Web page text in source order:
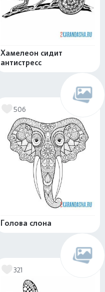
Хамелеон сидит
антистресс
506
Голова слона
321